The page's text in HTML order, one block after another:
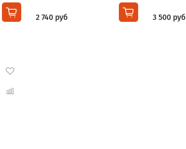
2 740 руб 3 500 руб